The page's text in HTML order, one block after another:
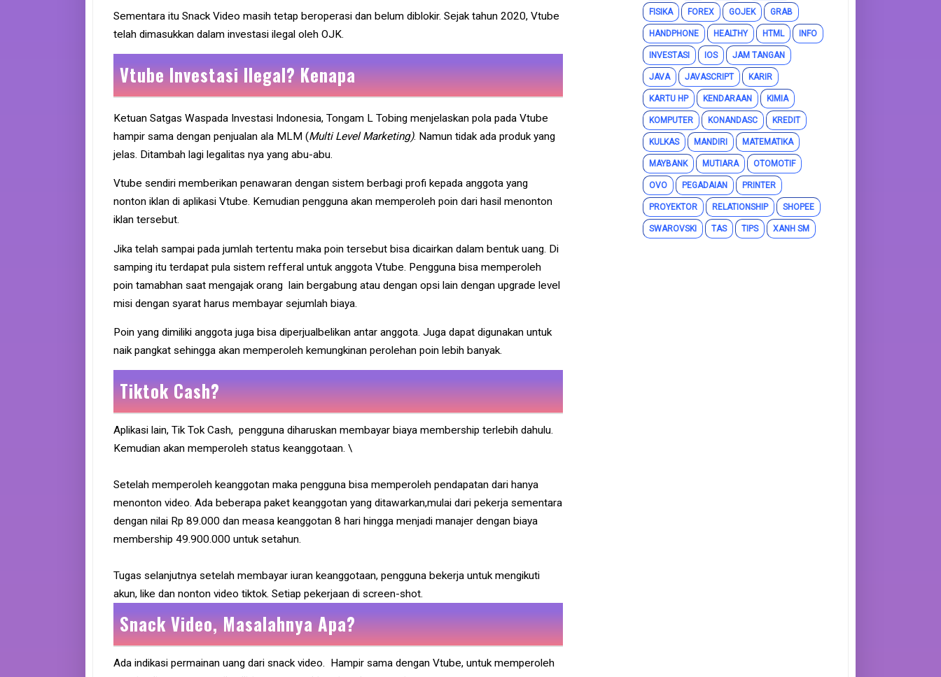
Sementara itu Snack Video masih tetap beroperasi dan belum diblokir. Sejak tahun 2020, Vtube
telah dimasukkan dalam investasi ilegal oleh OJK.
Vtube Investasi Ilegal? Kenapa
Ketuan Satgas Waspada Investasi Indonesia, Tongam L Tobing menjelaskan pola pada Vtube
hampir sama dengan penjualan ala MLM (Multi Level Marketing). Namun tidak ada produk yang
jelas. Ditambah lagi legalitas nya yang abu-abu.
Vtube sendiri memberikan penawaran dengan sistem berbagi profi kepada anggota yang
nonton iklan di aplikasi Vtube. Kemudian pengguna akan memperoleh poin dari hasil menonton
iklan tersebut.
Jika telah sampai pada jumlah tertentu maka poin tersebut bisa dicairkan dalam bentuk uang. Di
samping itu terdapat pula sistem refferal untuk anggota Vtube. Pengguna bisa memperoleh
poin tamabhan saat mengajak orang lain bergabung atau dengan opsi lain dengan upgrade level
misi dengan syarat harus membayar sejumlah biaya.
Poin yang dimiliki anggota juga bisa diperjualbelikan antar anggota. Juga dapat digunakan untuk
naik pangkat sehingga akan memperoleh kemungkinan perolehan poin lebih banyak.
Tiktok Cash?
Aplikasi lain, Tik Tok Cash, pengguna diharuskan membayar biaya membership terlebih dahulu.
Kemudian akan memperoleh status keanggotaan. \
Setelah memperoleh keanggotan maka pengguna bisa memperoleh pendapatan dari hanya
menonton video. Ada beberapa paket keanggotan yang ditawarkan,mulai dari pekerja sementara
dengan nilai Rp 89.000 dan measa keanggotan 8 hari hingga menjadi manajer dengan biaya
membership 49.900.000 untuk setahun.
Tugas selanjutnya setelah membayar iuran keanggotaan, pengguna bekerja untuk mengikuti
akun, like dan nonton video tiktok. Setiap pekerjaan di screen-shot.
Snack Video, Masalahnya Apa?
Ada indikasi permainan uang dari snack video. Hampir sama dengan Vtube, untuk memperoleh
FISIKA FOREX GOJEK GRAB
HANDPHONE HEALTHY HTML INFO
INVESTASI IOS JAM TANGAN
JAVA JAVASCRIPT KARIR
KARTU HP KENDARAAN KIMIA
KOMPUTER KONANDASC KREDIT
KULKAS MANDIRI MATEMATIKA
MAYBANK MUTIARA OTOMOTIF
OVO PEGADAIAN PRINTER
PROYEKTOR RELATIONSHIP SHOPEE
SWAROVSKI TAS TIPS XANH SM